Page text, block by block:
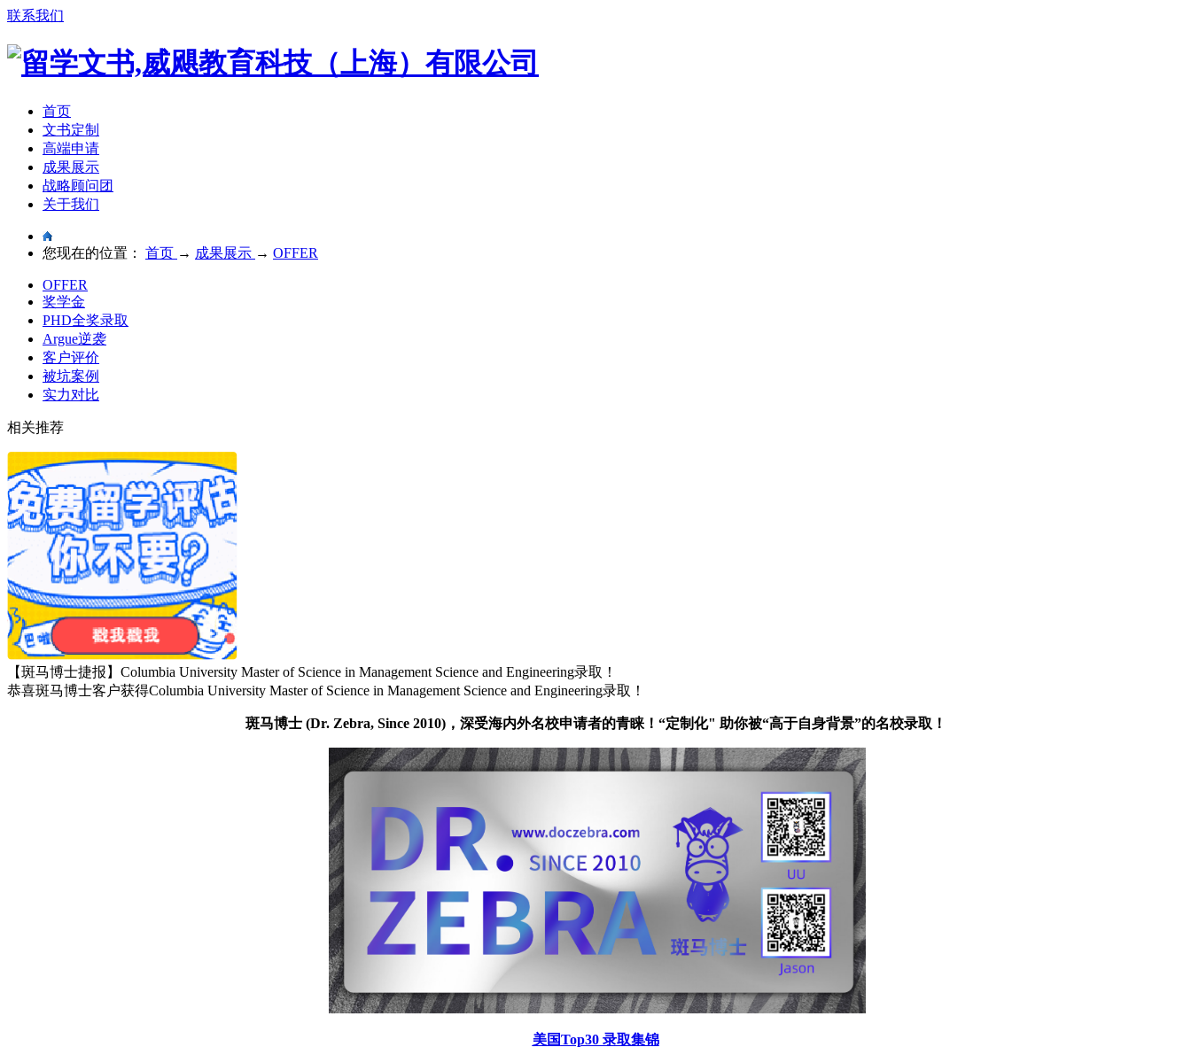
联系我们
首页
文书定制
高端申请
成果展示
战略顾问团
关于我们
您现在的位置： 首页 → 成果展示 → OFFER
OFFER
奖学金
PHD全奖录取
Argue逆袭
客户评价
被坑案例
实力对比
相关推荐
【斑马博士捷报】Columbia University Master of Science in Management Science and Engineering录取！
恭喜斑马博士客户获得Columbia University Master of Science in Management Science and Engineering录取！
斑马博士(Dr. Zebra, Since 2010)，深受海内外名校申请者的青睐！“定制化" 助你被“高于自身背景”的名校录取！
美国Top30 录取集锦